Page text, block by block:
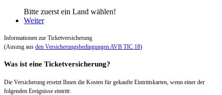
Bitte zuerst ein Land wählen!
Weiter
Informationen zur Ticketversicherung
(Auszug aus den Versicherungsbedingungen AVB TIC 18)
Was ist eine Ticketversicherung?
Die Versicherung ersetzt Ihnen die Kosten für gekaufte Eintrittskarten, wenn einer der
folgenden Ereignisse eintritt: